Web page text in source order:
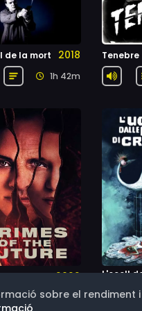
de la mort 2018
1h 42m
Tenebre
futur 2022
1h 47m
L'ocell
sobre el